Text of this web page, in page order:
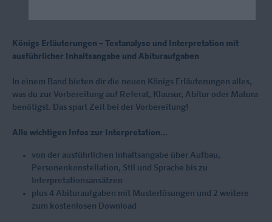
Königs Erläuterungen – Textanalyse und Interpretation mit
ausführlicher Inhaltsangabe und Abituraufgaben
In einem Band bieten dir die neuen Königs Erläuterungen alles,
was du zur Vorbereitung auf Referat, Klausur, Abitur oder Matura
benötigst. Das spart Zeit bei der Vorbereitung!
Alle wichtigen Infos zur Interpretation...
von der ausführlichen Inhaltsangabe über Aufbau,
Personenkonstellation, Stil und Sprache bis zu
Interpretationsansätzen
plus 4 Abituraufgaben mit Musterlösungen und 2 weitere
zum kostenlosen Download